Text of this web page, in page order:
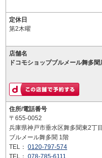
定休日
第2木曜
店舗名
ドコモショップブルメール舞多聞
住所/電話番号
〒655-0052
兵庫県神戸市垂水区舞多聞東2丁
ブルメール舞多聞 1階
TEL： 0120-797-574
TEL： 078-785-6111